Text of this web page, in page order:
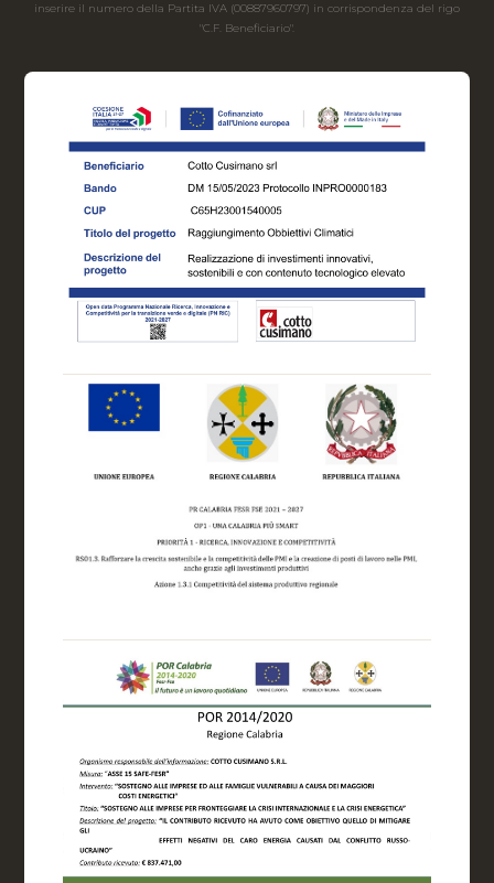
inserire il numero della Partita IVA (00887960797) in corrispondenza del rigo
"C.F. Beneficiario".